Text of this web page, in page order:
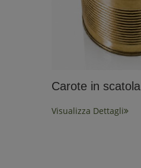
Carote in scatola
Visualizza Dettagli